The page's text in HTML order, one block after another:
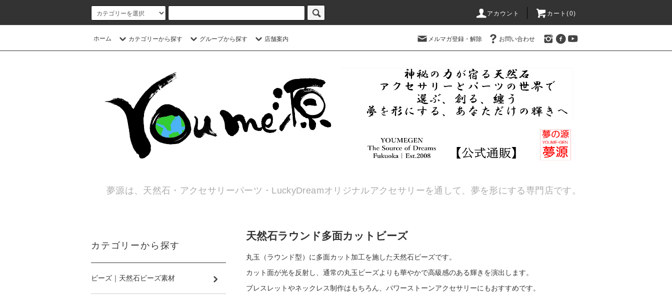
アカウント カート(0)
ホーム カテゴリーから探す グループから探す 店舗案内 メルマガ登録・解除 お問い合わせ
夢源は、天然石・アクセサリーパーツ・LuckyDreamオリジナルアクセサリーを通して、夢を形にする専門店です。
天然石ラウンド多面カットビーズ
丸玉（ラウンド型）に多面カット加工を施した天然石ビーズです。
カット面が光を反射し、通常の丸玉ビーズよりも華やかで高級感のある輝きを演出します。
ブレスレットやネックレス制作はもちろん、パワーストーンアクセサリーにもおすすめです。
カテゴリーから探す
ビーズ｜天然石ビーズ素材